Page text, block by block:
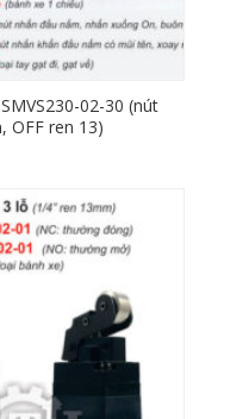
02-30 (nút
OFF ren 13)